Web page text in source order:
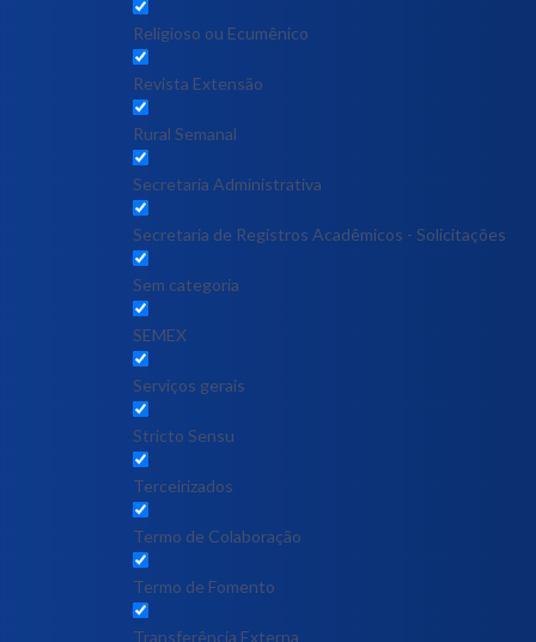
Religioso ou Ecumênico
Revista Extensão
Rural Semanal
Secretaria Administrativa
Secretaria de Registros Acadêmicos - Solicitações
Sem categoria
SEMEX
Serviços gerais
Stricto Sensu
Terceirizados
Termo de Colaboração
Termo de Fomento
Transferência Externa